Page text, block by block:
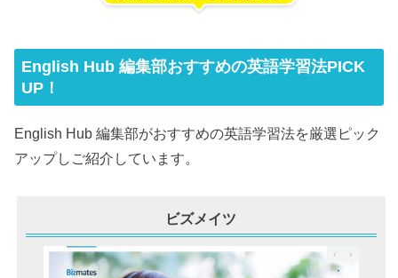
English Hub 編集部おすすめの英語学習法PICK
UP！
English Hub 編集部がおすすめの英語学習法を厳選ピック
アップしご紹介しています。
ビズメイツ